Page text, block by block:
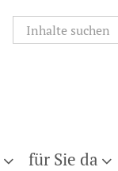
für Sie da